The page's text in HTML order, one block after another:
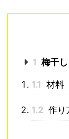
1 梅干
1.1 材料
1.2 作り